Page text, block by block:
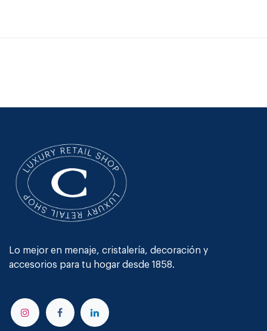
Lo mejor en menaje, cristalería, decoración y
accesorios para tu hogar desde 1858.